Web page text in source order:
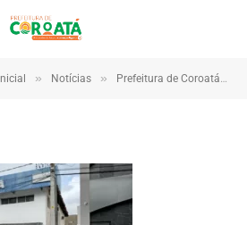
» Notícias » Prefeitura de Coroatá convoca servidores para recadastramento funcional